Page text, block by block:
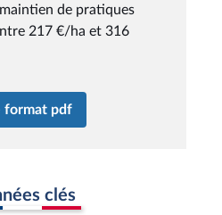
de pratiques
217 €/ha et 316
format pdf
clés